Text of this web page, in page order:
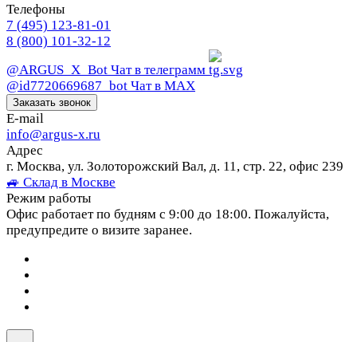
Телефоны
7 (495) 123-81-01
8 (800) 101-32-12
@ARGUS_X_Bot Чат в телеграмм
@id7720669687_bot Чат в МАХ
Заказать звонок
E-mail
info@argus-x.ru
Адрес
г. Москва, ул. Золоторожский Вал, д. 11, стр. 22, офис 239
🚙 Склад в Москве
Режим работы
Офис работает по будням с 9:00 до 18:00. Пожалуйста,
предупредите о визите заранее.